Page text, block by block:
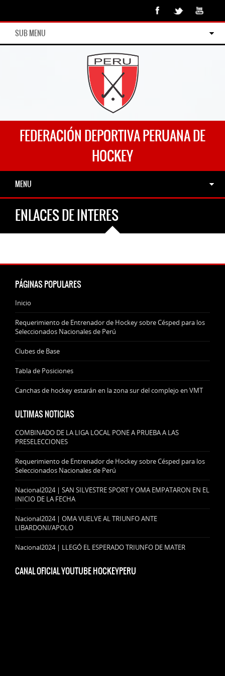
SUB MENU
FEDERACIÓN DEPORTIVA PERUANA DE
HOCKEY
MENU
ENLACES DE INTERES
PÁGINAS POPULARES
Inicio
Requerimiento de Entrenador de Hockey sobre Césped para los
Seleccionados Nacionales de Perú
Clubes de Base
Tabla de Posiciones
Canchas de hockey estarán en la zona sur del complejo en VMT
ULTIMAS NOTICIAS
COMBINADO DE LA LIGA LOCAL PONE A PRUEBA A LAS
PRESELECCIONES
Requerimiento de Entrenador de Hockey sobre Césped para los
Seleccionados Nacionales de Perú
Nacional2024 | SAN SILVESTRE SPORT Y OMA EMPATARON EN EL
INICIO DE LA FECHA
Nacional2024 | OMA VUELVE AL TRIUNFO ANTE
LIBARDONI/APOLO
Nacional2024 | LLEGÓ EL ESPERADO TRIUNFO DE MATER
CANAL OFICIAL YOUTUBE HOCKEYPERU